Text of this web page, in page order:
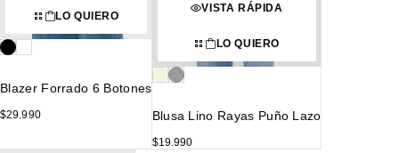
LO QUIERO
Blazer Forrado 6 Botones
$29.990
VISTA RÁPIDA
LO QUIERO
Blusa Lino Rayas Puño Lazo
$19.990